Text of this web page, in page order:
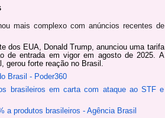
mais complexo com anúncios recentes de
dos EUA, Donald Trump, anunciou uma tarifa
de entrada em vigor em agosto de 2025. A
forte reação no Brasil.
Brasil - Poder360
brasileiros em carta com ataque ao STF e
a produtos brasileiros - Agência Brasil